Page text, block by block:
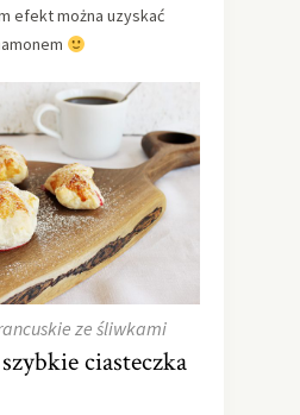
efekt można uzyskać
ze śliwkami
ciasteczka